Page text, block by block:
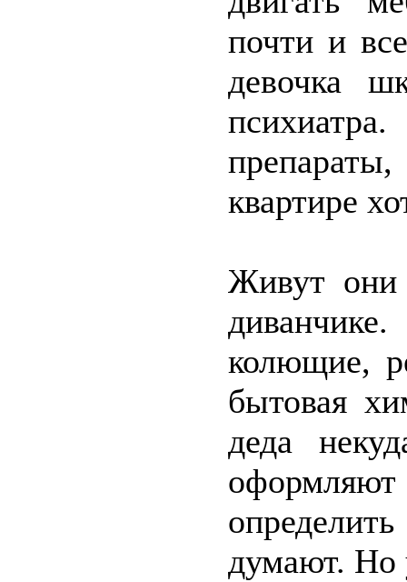
почти и
девочка
квартире
Живут
колющие,
бытовая
деда
думают. Но